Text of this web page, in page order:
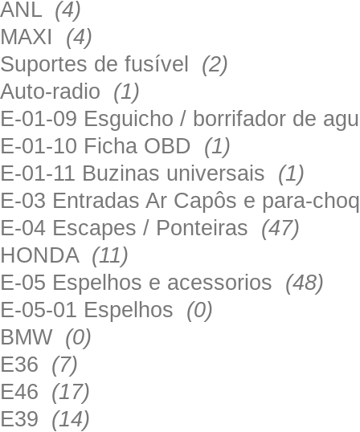
ANL (4)
MAXI (4)
Suportes de fusível (2)
Auto-radio (1)
E-01-09 Esguicho / borrifador de
E-01-10 Ficha OBD (1)
E-01-11 Buzinas universais (1)
E-03 Entradas Ar Capôs e para-
E-04 Escapes / Ponteiras (47)
HONDA (11)
E-05 Espelhos e acessorios (48)
E-05-01 Espelhos (0)
BMW (0)
E36 (7)
E46 (17)
E39 (14)